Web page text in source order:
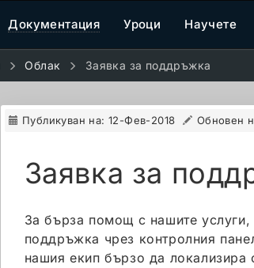
Документация Уроци Научете
Облак Заявка за поддръжка
Публикуван на: 12-Фев-2018 Обновен
Заявка за
За бърза помощ с нашите
поддръжка чрез контролния
нашия екип бързо да локализира